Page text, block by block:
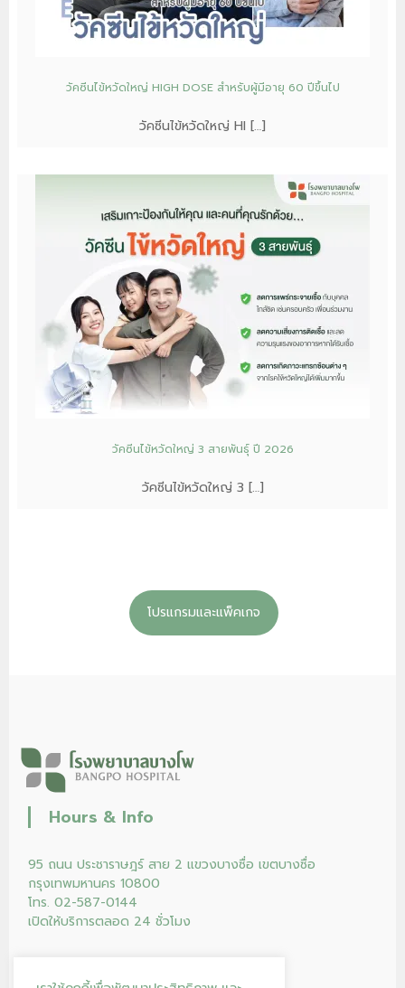
วัคซีนไข้หวัดใหญ่ HIGH DOSE สำหรับผู้มีอายุ 60 ปีขึ้นไป
วัคซีนไข้หวัดใหญ่ HI […]
วัคซีนไข้หวัดใหญ่ 3 สายพันธุ์ ปี 2026
วัคซีนไข้หวัดใหญ่ 3 […]
โปรแกรมและแพ็คเกจ
Hours & Info
95 ถนน ประชาราษฎร์ สาย 2 แขวงบางซื่อ เขตบางซื่อ
กรุงเทพมหานคร 10800
โทร. 02-587-0144
เปิดให้บริการตลอด 24 ชั่วโมง